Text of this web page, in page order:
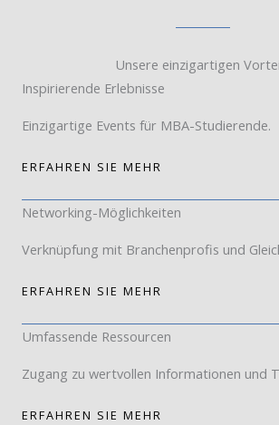
Unsere einzigartigen
Inspirierende Erlebnisse
Einzigartige Events für MBA-Studierende.
ERFAHREN SIE MEHR
Networking-Möglichkeiten
Verknüpfung mit Branchenprofis und
ERFAHREN SIE MEHR
Umfassende Ressourcen
Zugang zu wertvollen Informationen und
ERFAHREN SIE MEHR